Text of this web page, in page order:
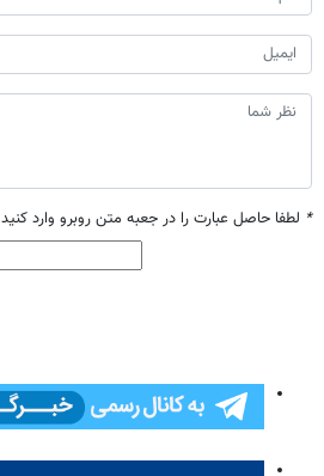
* لطفا حاصل عبارت را در جعبه متن روبرو وارد کنید